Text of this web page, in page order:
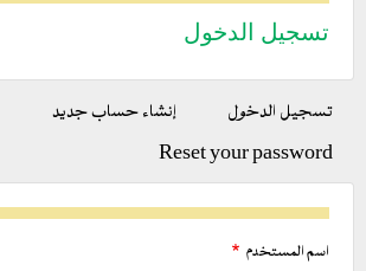
تسجيل الدخول
التبويبات
تسجيل الدخول
التبويب
إنشاء حساب جديد
Reset your password
اسم المستخدم